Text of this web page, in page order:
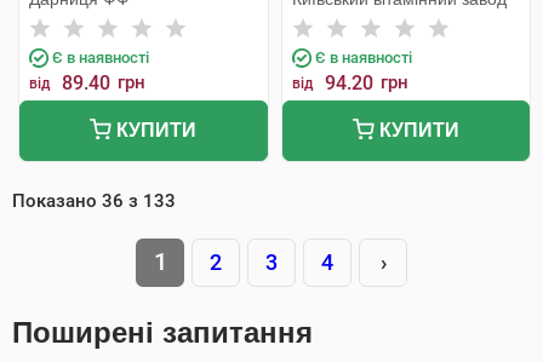
Є в наявності
від 89.40 грн
КУПИТИ
Є в наявності
від 94.20 грн
КУПИТИ
Показано 36 з 133
1 2 3 4 ›
Поширені запитання